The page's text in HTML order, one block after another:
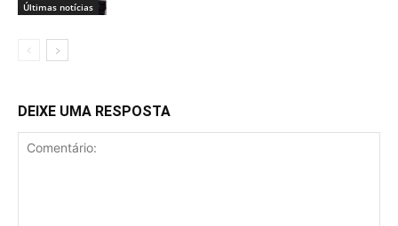
Últimas notícias
DEIXE UMA RESPOSTA